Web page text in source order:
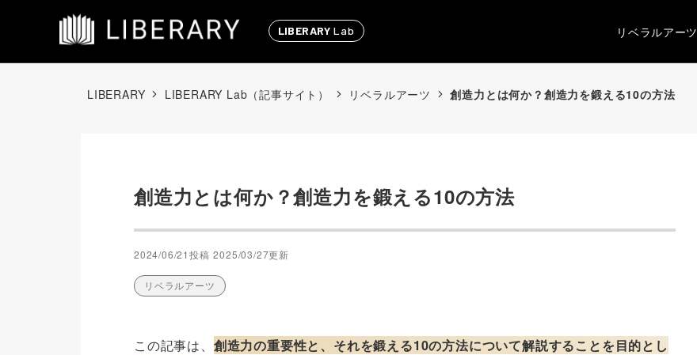
LIBERARYLab リベラルアーツ
LIBERARY LIBERARY Lab（記事サイト） リベラルアーツ 創造力とは何か？創造力を鍛える10の方法
創造力とは何か？創造力を鍛える10の方法
2024/06/21投稿 2025/03/27更新
リベラルアーツ
この記事は、 創造力の重要性と、それを鍛える10の方法について解説することを目的とし